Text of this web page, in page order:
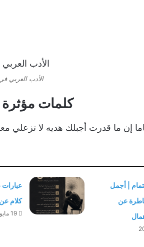
الأدب العربي
كلمات
إن ما قدرت أجبلك هديه لا تزعلي
| أجمل
عن
كلام
19 مايو، 2026